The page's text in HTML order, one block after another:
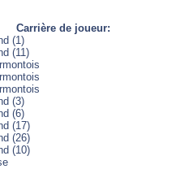
Carrière de joueur:
(1)
(11)
(3)
(6)
(17)
(26)
(10)